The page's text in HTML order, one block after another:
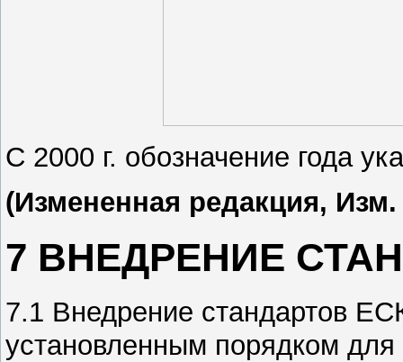
С 2000 г. обозначение года
(Измененная редакция,
7 ВНЕДРЕНИЕ
7.1 Внедрение стандартов
установленным порядком для